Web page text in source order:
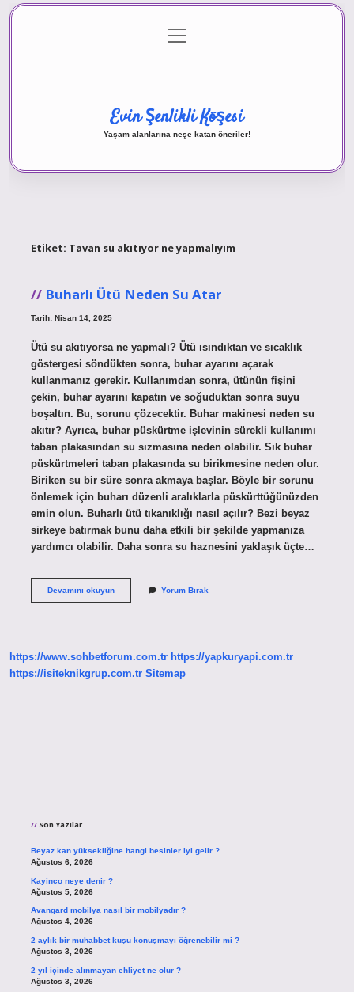
Gizlilik Politikası
menüyü
aç
Evin Şenlikli Köşesi
Yaşam alanlarına neşe katan öneriler!
Etiket: Tavan su akıtıyor ne yapmalıyım
Buharlı Ütü Neden Su Atar
Tarih: Nisan 14, 2025
Ütü su akıtıyorsa ne yapmalı? Ütü ısındıktan ve sıcaklık
göstergesi söndükten sonra, buhar ayarını açarak
kullanmanız gerekir. Kullanımdan sonra, ütünün fişini
çekin, buhar ayarını kapatın ve soğuduktan sonra suyu
boşaltın. Bu, sorunu çözecektir. Buhar makinesi neden su
akıtır? Ayrıca, buhar püskürtme işlevinin sürekli kullanımı
taban plakasından su sızmasına neden olabilir. Sık buhar
püskürtmeleri taban plakasında su birikmesine neden olur.
Biriken su bir süre sonra akmaya başlar. Böyle bir sorunu
önlemek için buharı düzenli aralıklarla püskürttüğünüzden
emin olun. Buharlı ütü tıkanıklığı nasıl açılır? Bezi beyaz
sirkeye batırmak bunu daha etkili bir şekilde yapmanıza
yardımcı olabilir. Daha sonra su haznesini yaklaşık üçte…
Devamını okuyunBuharlı
Yorum Bırak
https://www.sohbetforum.com.tr https://yapkuryapi.com.tr
https://isiteknikgrup.com.tr Sitemap
Son Yazılar
Beyaz kan yüksekliğine hangi besinler iyi gelir ?
Ağustos 6, 2026
Kayinco neye denir ?
Ağustos 5, 2026
Avangard mobilya nasıl bir mobilyadır ?
Ağustos 4, 2026
2 aylık bir muhabbet kuşu konuşmayı öğrenebilir mi ?
Ağustos 3, 2026
2 yıl içinde alınmayan ehliyet ne olur ?
Ağustos 3, 2026